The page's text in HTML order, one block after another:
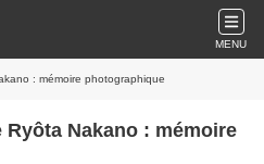
MENU
: mémoire photographique
Nakano : mémoire